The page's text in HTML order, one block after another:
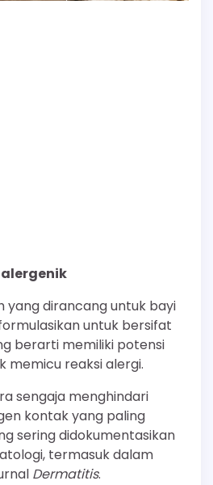
yang dirancang untuk bayi
untuk bersifat
berarti memiliki potensi
memicu reaksi alergi.
sengaja menghindari
kontak yang paling
sering didokumentasikan
termasuk dalam
Dermatitis.